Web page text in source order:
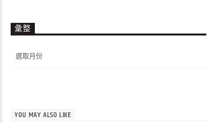
彙整
整
YOU MAY ALSO LIKE